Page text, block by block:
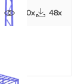
290x 48x